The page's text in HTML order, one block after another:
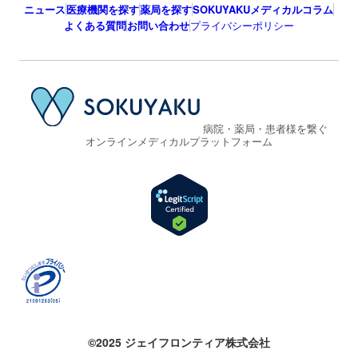
ニュース医療機関を探す薬局を探すSOKUYAKUメディカルコラム
よくある質問お問い合わせプライバシーポリシー
病院・薬局・患者様を繋ぐ
オンラインメディカルプラットフォーム
©2025 ジェイフロンティア株式会社